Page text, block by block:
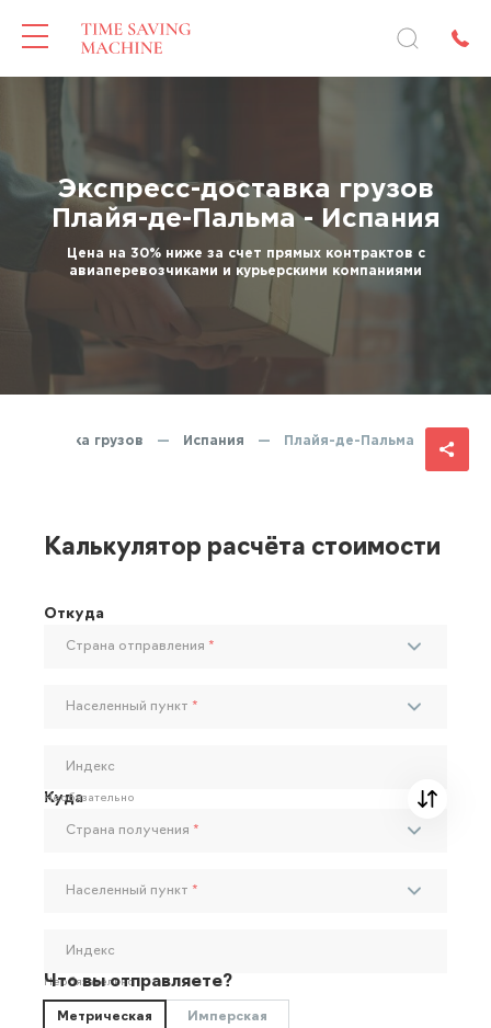
Экспресс-доставка грузов
Плайя-де-Пальма - Испания
Цена на 30% ниже за счет прямых контрактов с
авиаперевозчиками и курьерскими компаниями
доставка грузов — Испания — Плайя-де-Пальма
Калькулятор расчёта стоимости
Откуда
Страна отправления *
Населенный пункт *
Индекс
Необязательно
Куда
Страна получения *
Населенный пункт *
Индекс
Необязательно
Что вы отправляете?
Метрическая Имперская